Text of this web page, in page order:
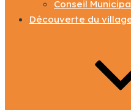
Conseil
Découverte du